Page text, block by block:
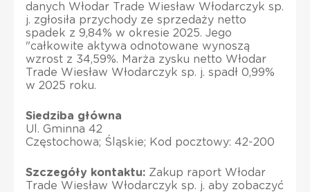
danych Włodar Trade Wiesław Włodarczyk sp.
j. zgłosiła przychody ze sprzedaży netto
spadek z 9,84% w okresie 2025. Jego
"całkowite aktywa odnotowane wynoszą
wzrost z 34,59%. Marża zysku netto Włodar
Trade Wiesław Włodarczyk sp. j. spadł 0,99%
w 2025 roku.
Siedziba główna
Ul. Gminna 42
Częstochowa; Śląskie; Kod pocztowy: 42-200
Szczegóły kontaktu: Zakup raport Włodar
Trade Wiesław Włodarczyk sp. j. aby zobaczyć